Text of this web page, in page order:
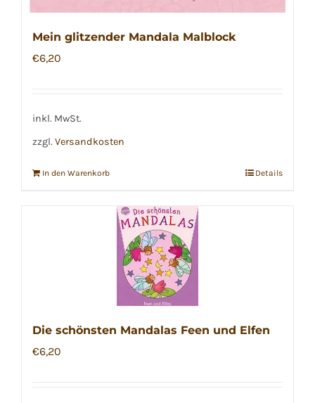
Mein glitzender Mandala Malblock
€6,20
inkl. MwSt.
zzgl. Versandkosten
In den Warenkorb Details
Die schönsten Mandalas Feen und Elfen
€6,20